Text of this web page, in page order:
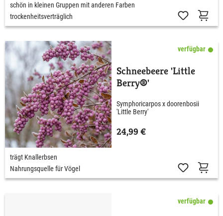
schön in kleinen Gruppen mit anderen Farben
trockenheitsverträglich
verfügbar
Schneebeere 'Little
Berry®'
Symphoricarpos x doorenbosii
'Little Berry'
24,99 €
trägt Knallerbsen
Nahrungsquelle für Vögel
verfügbar